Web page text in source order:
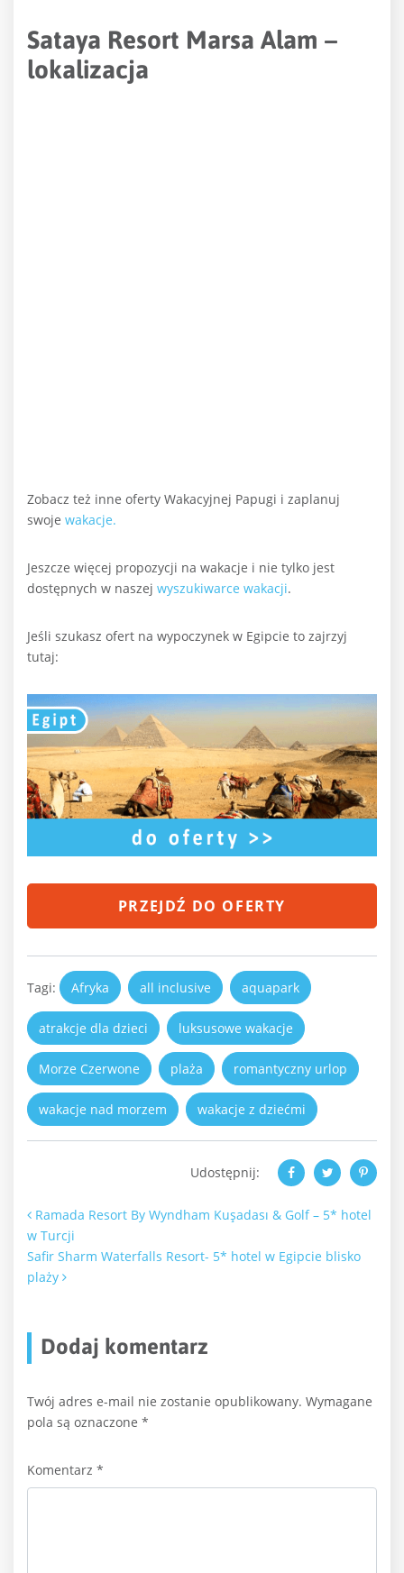
Sataya Resort Marsa Alam –
lokalizacja
Zobacz też inne oferty Wakacyjnej Papugi i zaplanuj
swoje wakacje.
Jeszcze więcej propozycji na wakacje i nie tylko jest
dostępnych w naszej wyszukiwarce wakacji.
Jeśli szukasz ofert na wypoczynek w Egipcie to zajrzyj
tutaj:
PRZEJDŹ DO OFERTY
Tagi: Afryka all inclusive aquapark
atrakcje dla dzieci luksusowe wakacje
Morze Czerwone plaża romantyczny urlop
wakacje nad morzem wakacje z dziećmi
Udostępnij:
Nawigacja po artykułach
Ramada Resort By Wyndham Kuşadası & Golf – 5* hotel
w Turcji
Safir Sharm Waterfalls Resort- 5* hotel w Egipcie blisko
plaży
Dodaj komentarz
Twój adres e-mail nie zostanie opublikowany. Wymagane
pola są oznaczone *
Komentarz *